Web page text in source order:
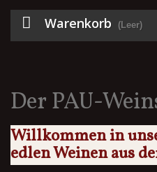
Warenkorb (Leer)
Der PAU-
Willkommen in
edlen Weinen aus